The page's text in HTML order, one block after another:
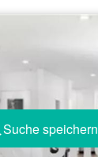
Suche speichern